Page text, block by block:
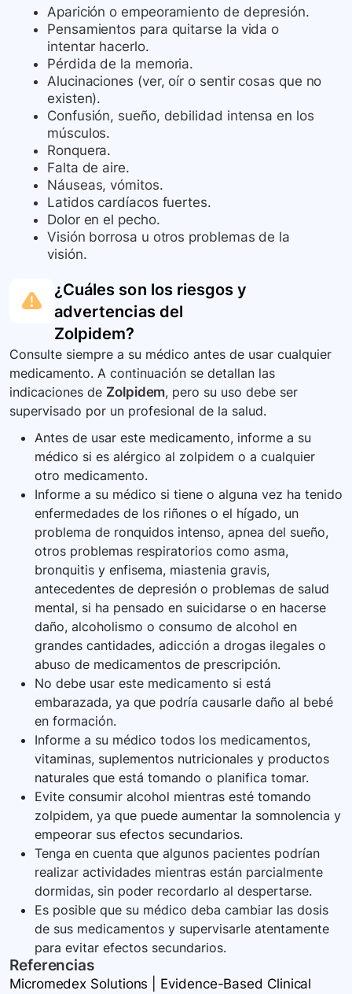
Aparición o empeoramiento de depresión.
Pensamientos para quitarse la vida o
intentar hacerlo.
Pérdida de la memoria.
Alucinaciones (ver, oír o sentir cosas que no
existen).
Confusión, sueño, debilidad intensa en los
músculos.
Ronquera.
Falta de aire.
Náuseas, vómitos.
Latidos cardíacos fuertes.
Dolor en el pecho.
Visión borrosa u otros problemas de la
visión.
¿Cuáles son los riesgos y
advertencias del
Zolpidem?
Consulte siempre a su médico antes de usar cualquier
medicamento. A continuación se detallan las
indicaciones de Zolpidem, pero su uso debe ser
supervisado por un profesional de la salud.
Antes de usar este medicamento, informe a su
médico si es alérgico al zolpidem o a cualquier
otro medicamento.
Informe a su médico si tiene o alguna vez ha tenido
enfermedades de los riñones o el hígado, un
problema de ronquidos intenso, apnea del sueño,
otros problemas respiratorios como asma,
bronquitis y enfisema, miastenia gravis,
antecedentes de depresión o problemas de salud
mental, si ha pensado en suicidarse o en hacerse
daño, alcoholismo o consumo de alcohol en
grandes cantidades, adicción a drogas ilegales o
abuso de medicamentos de prescripción.
No debe usar este medicamento si está
embarazada, ya que podría causarle daño al bebé
en formación.
Informe a su médico todos los medicamentos,
vitaminas, suplementos nutricionales y productos
naturales que está tomando o planifica tomar.
Evite consumir alcohol mientras esté tomando
zolpidem, ya que puede aumentar la somnolencia y
empeorar sus efectos secundarios.
Tenga en cuenta que algunos pacientes podrían
realizar actividades mientras están parcialmente
dormidas, sin poder recordarlo al despertarse.
Es posible que su médico deba cambiar las dosis
de sus medicamentos y supervisarle atentamente
para evitar efectos secundarios.
Referencias
Micromedex Solutions | Evidence-Based Clinical